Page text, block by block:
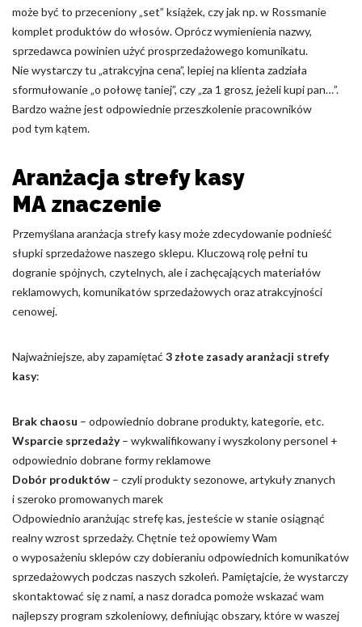
może być to przeceniony „set” książek, czy jak np. w Rossmanie
komplet produktów do włosów. Oprócz wymienienia nazwy,
sprzedawca powinien użyć prosprzedażowego komunikatu.
Nie wystarczy tu „atrakcyjna cena”, lepiej na klienta zadziała
sformułowanie „o połowę taniej”, czy „za 1 grosz, jeżeli kupi pan…”.
Bardzo ważne jest odpowiednie przeszkolenie pracowników
pod tym kątem.
Aranżacja strefy kasy
MA znaczenie
Przemyślana aranżacja strefy kasy może zdecydowanie podnieść
słupki sprzedażowe naszego sklepu. Kluczową rolę pełni tu
dogranie spójnych, czytelnych, ale i zachęcających materiałów
reklamowych, komunikatów sprzedażowych oraz atrakcyjności
cenowej.
Najważniejsze, aby zapamiętać 3 złote zasady aranżacji strefy
kasy:
Brak chaosu – odpowiednio dobrane produkty, kategorie, etc.
Wsparcie sprzedaży– wykwalifikowany i wyszkolony personel +
odpowiednio dobrane formy reklamowe
Dobór produktów – czyli produkty sezonowe, artykuły znanych
i szeroko promowanych marek
Odpowiednio aranżując strefę kas, jesteście w stanie osiągnąć
realny wzrost sprzedaży. Chętnie też opowiemy Wam
o wyposażeniu sklepów czy dobieraniu odpowiednich komunikatów
sprzedażowych podczas naszych szkoleń. Pamiętajcie, że wystarczy
skontaktować się z nami, a nasz doradca pomoże wskazać wam
najlepszy program szkoleniowy, definiując obszary, które w waszej